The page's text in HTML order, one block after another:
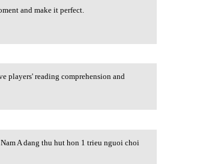
and make it perfect.
players' reading comprehension and
A dang thu hut hon 1 trieu nguoi choi